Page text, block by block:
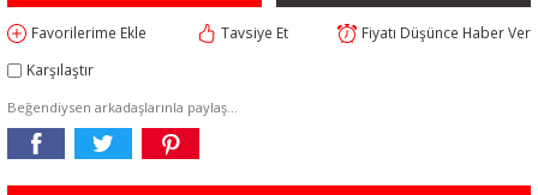
Tavsiye Et
Fiyatı Düşünce Haber Ver
Karşılaştır
Beğendiysen arkadaşlarınla paylaş...